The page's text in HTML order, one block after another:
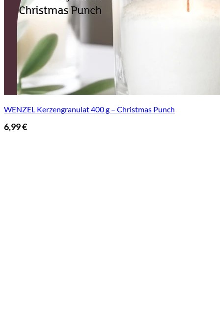
WENZEL Kerzengranulat 400 g – Christmas Punch
6,99€